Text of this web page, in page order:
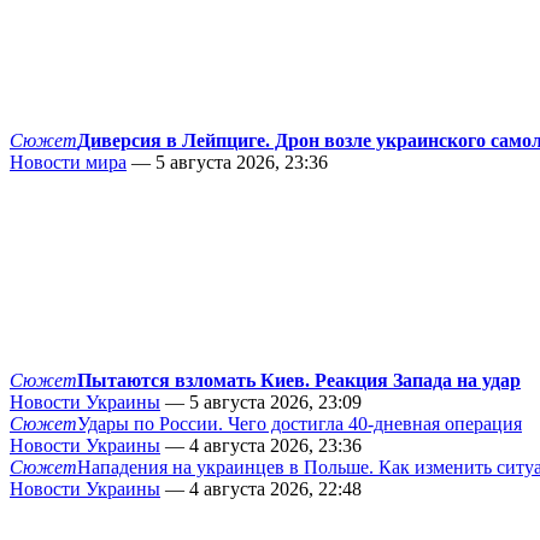
СюжетДиверсия в Лейпциге. Дрон возле украинского
Новости мира — 5 августа 2026, 23:36
СюжетПытаются взломать Киев. Реакция Запада на удар
Новости Украины — 5 августа 2026, 23:09
СюжетУдары по России. Чего достигла 40-дневная операция
Новости Украины — 4 августа 2026, 23:36
СюжетНападения на украинцев в Польше. Как изменить
Новости Украины — 4 августа 2026, 22:48